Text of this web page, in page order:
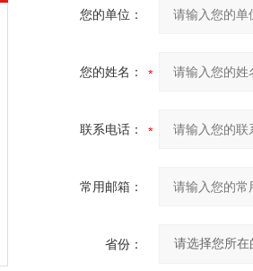
您的单位：
您的姓名：
联系电话：
常用邮箱：
省份：